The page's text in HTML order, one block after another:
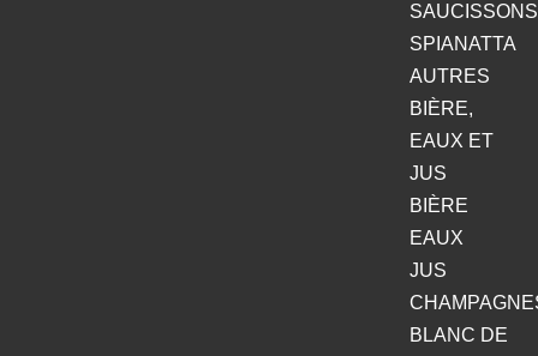
SAUCISSONS
SPIANATTA
AUTRES
BIÈRE,
EAUX ET
JUS
BIÈRE
EAUX
JUS
BLANC DE